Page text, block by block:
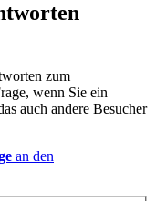
zum
wenn Sie ein
auch andere Besucher
an den